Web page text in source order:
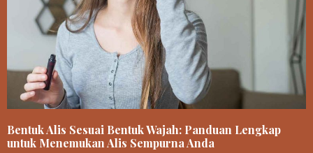
Bentuk Alis Sesuai Bentuk Wajah: Panduan Lengkap
untuk Menemukan Alis Sempurna Anda